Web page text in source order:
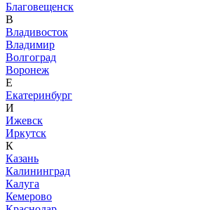
Благовещенск
В
Владивосток
Владимир
Волгоград
Воронеж
Е
Екатеринбург
И
Ижевск
Иркутск
К
Казань
Калининград
Калуга
Кемерово